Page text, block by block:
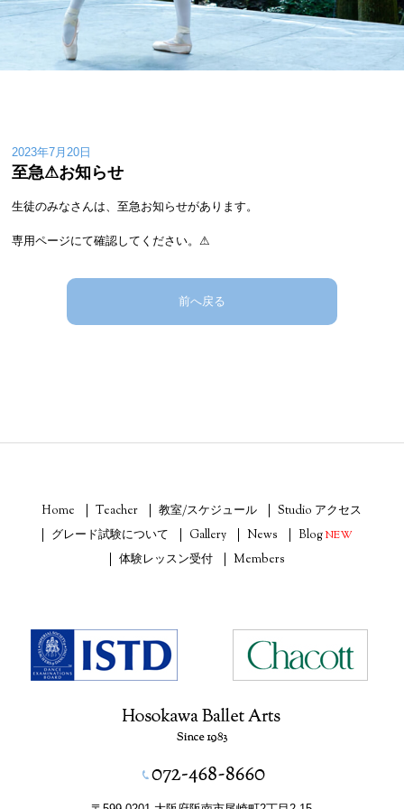
2023年7月20日
至急⚠︎お知らせ
生徒のみなさんは、至急お知らせがあります。
専用ページにて確認してください。⚠︎
前へ戻る
Home Teacher 教室/スケジュール
Studio アクセス
グレード試験について
Gallery News BlogNEW
体験レッスン受付
Members